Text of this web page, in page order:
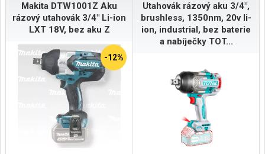
Makita DTW1001Z Aku
rázový utahovák 3/4" Li-ion
LXT 18V, bez aku Z
-12%
Utahovák rázový aku 3/4",
brushless, 1350nm, 20v li-
ion, industrial, bez baterie
a nabíječky TOT...